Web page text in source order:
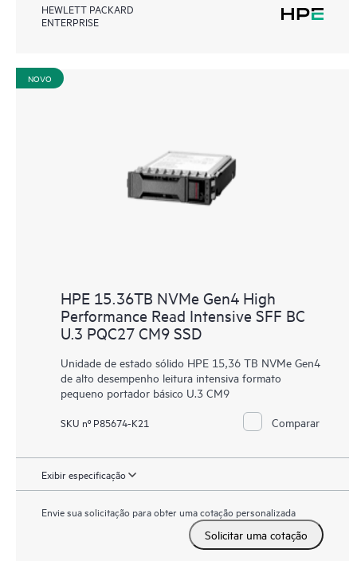
HEWLETT PACKARD
ENTERPRISE
NOVO
HPE 15.36TB NVMe Gen4 High
Performance Read Intensive SFF BC
U.3 PQC27 CM9 SSD
Unidade de estado sólido HPE 15,36 TB NVMe Gen4
de alto desempenho leitura intensiva formato
pequeno portador básico U.3 CM9
SKU nº P85674-K21 Comparar
Exibir especificação
Envie sua solicitação para obter uma cotação personalizada
Solicitar uma cotação